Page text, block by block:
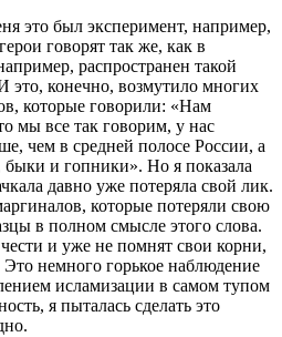
это был эксперимент, например,
говорят так же, как в
распространен такой
это, конечно, возмутило многих
которые говорили: «Нам
мы все так говорим, у нас
чем в средней полосе России, а
быки и гопники». Но я показала
давно уже потеряла свой лик.
которые потеряли свою
в полном смысле этого слова.
и уже не помнят свои корни,
немного горькое наблюдение
исламизации в самом тупом
я пыталась сделать это